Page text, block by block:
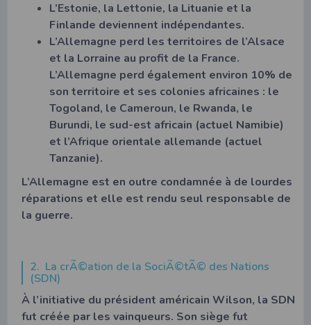
L’Estonie, la Lettonie, la Lituanie et la
Finlande deviennent indépendantes.
L’Allemagne perd les territoires de l’Alsace
et la Lorraine au profit de la France.
L’Allemagne perd également environ 10% de
son territoire et ses colonies africaines : le
Togoland, le Cameroun, le Rwanda, le
Burundi, le sud-est africain (actuel Namibie)
et l’Afrique orientale allemande (actuel
Tanzanie).
L’Allemagne est en outre condamnée à de lourdes
réparations et elle est rendu seul responsable de
la guerre.
2. La crÃ©ation de la SociÃ©tÃ© des Nations
(SDN)
À l’initiative du président américain Wilson, la SDN
fut créée par les vainqueurs. Son siège fut